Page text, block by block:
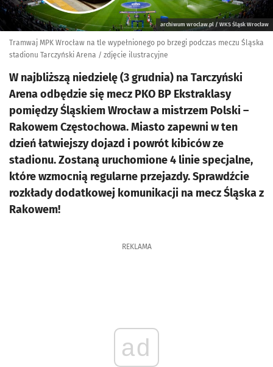
archiwum wroclaw.pl / WKS Śląsk Wrocław
Tramwaj MPK Wrocław na tle wypełnionego po brzegi podczas meczu Śląska
stadionu Tarczyński Arena / zdjęcie ilustracyjne
W najbliższą niedzielę (3 grudnia) na Tarczyński
Arena odbędzie się mecz PKO BP Ekstraklasy
pomiędzy Śląskiem Wrocław a mistrzem Polski –
Rakowem Częstochowa. Miasto zapewni w ten
dzień łatwiejszy dojazd i powrót kibiców ze
stadionu. Zostaną uruchomione 4 linie specjalne,
które wzmocnią regularne przejazdy. Sprawdźcie
rozkłady dodatkowej komunikacji na mecz Śląska z
Rakowem!
REKLAMA
ad